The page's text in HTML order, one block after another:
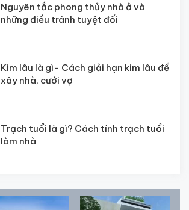
Nguyên tắc phong thủy nhà ở và
những điều tránh tuyệt đối
Kim lâu là gì- Cách giải hạn kim lâu để
xây nhà, cưới vợ
Trạch tuổi là gì? Cách tính trạch tuổi
làm nhà